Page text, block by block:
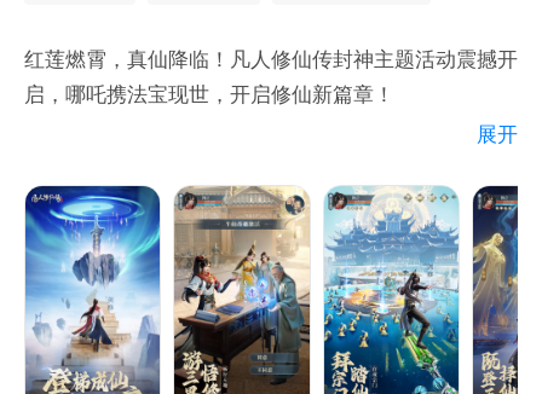
红莲燃霄，真仙降临！凡人修仙传封神主题活动震撼开
启，哪吒携法宝现世，开启修仙新篇章！
领。道友速来，共赴封神之旅！
【仙界特色】
——由凡入仙 谱写凡人新篇章 ——
岂闻韶华尽何年，回首沧桑，此恨绵绵，风月如剑，看
我破天。道不尽仙凡殊途，尽人间！
展开